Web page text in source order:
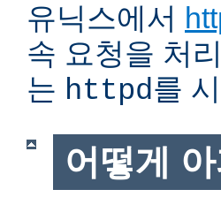
유닉스에서
속 요청을 처
는 httpd를
어떻게